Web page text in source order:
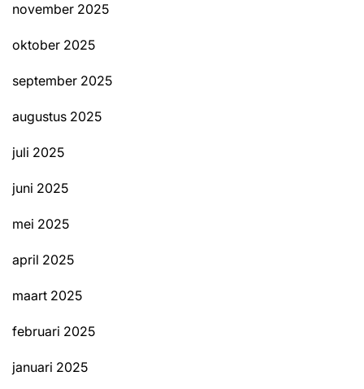
november 2025
oktober 2025
september 2025
augustus 2025
juli 2025
juni 2025
mei 2025
april 2025
maart 2025
februari 2025
januari 2025